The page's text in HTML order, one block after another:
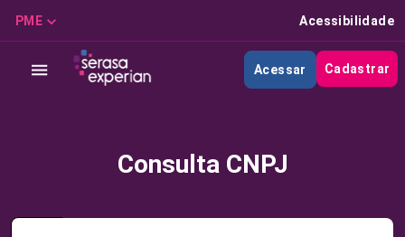
PME Acessibilidade
Acessar Cadastrar
Consulta CNPJ